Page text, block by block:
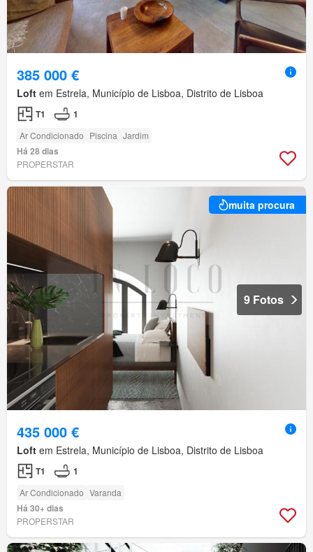
385 000 €
Loft em Estrela, Município de Lisboa, Distrito de Lisboa
T1 1
Ar Condicionado Piscina Jardim
Há 28 dias
PROPERSTAR
muita procura
9 Fotos
435 000 €
Loft em Estrela, Município de Lisboa, Distrito de Lisboa
T1 1
Ar Condicionado Varanda
Há 30+ dias
PROPERSTAR